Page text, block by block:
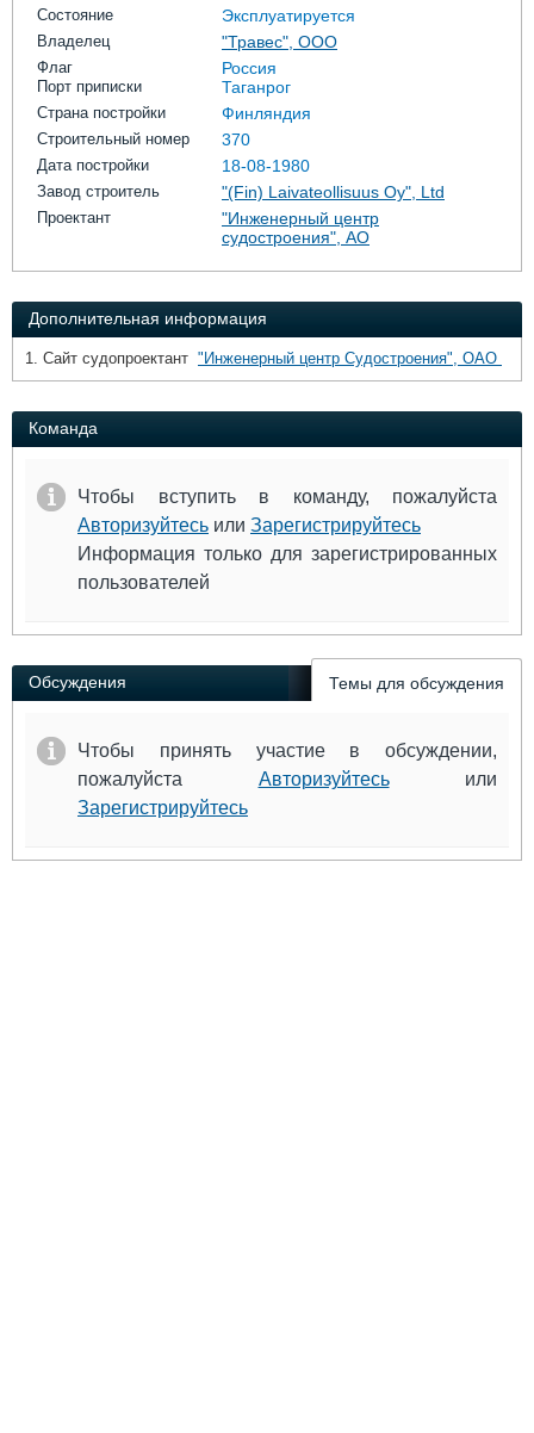
Состояние Эксплуатируется
Владелец "Травес", ООО
Флаг Россия
Порт приписки Таганрог
Страна постройки Финляндия
Строительный номер 370
Дата постройки 18-08-1980
Завод строитель "(Fin) Laivateollisuus Oy", Ltd
Проектант
"Инженерный центр
судостроения", АО
Дополнительная информация
1. Сайт судопроектант "Инженерный центр Судостроения", ОАО
Команда
Чтобы вступить в команду, пожалуйста
Авторизуйтесь или Зарегистрируйтесь
Информация только для зарегистрированных
пользователей
Обсуждения Темы для обсуждения
Чтобы принять участие в обсуждении,
пожалуйста Авторизуйтесьили
Зарегистрируйтесь